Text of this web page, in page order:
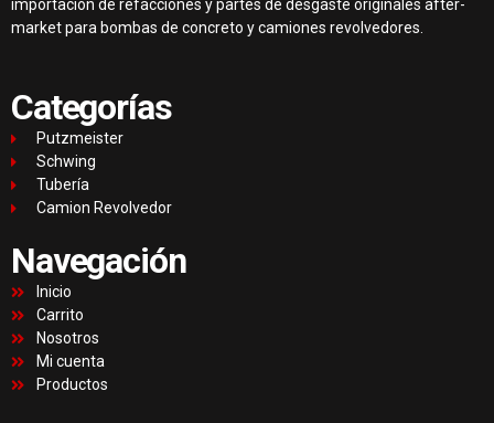
importación de refacciones y partes de desgaste originales after-
market para bombas de concreto y camiones revolvedores.
Categorías
Putzmeister
Schwing
Tubería
Camion Revolvedor
Navegación
Inicio
Carrito
Nosotros
Mi cuenta
Productos